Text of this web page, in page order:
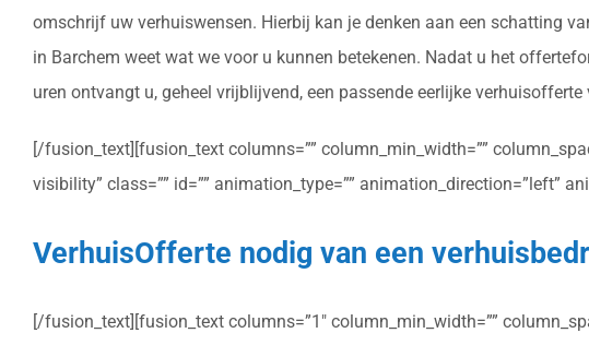
omschrijf uw verhuiswensen. Hierbij kan je denken aan een schatting
in Barchem weet wat we voor u kunnen betekenen. Nadat u het
uren ontvangt u, geheel vrijblijvend, een passende eerlijke
[/fusion_text][fusion_text columns=”” column_min_width=””
visibility” class=”” id=”” animation_type=”” animation_direction=”left”
VerhuisOfferte nodig van een
[/fusion_text][fusion_text columns=”1″ column_min_width=””